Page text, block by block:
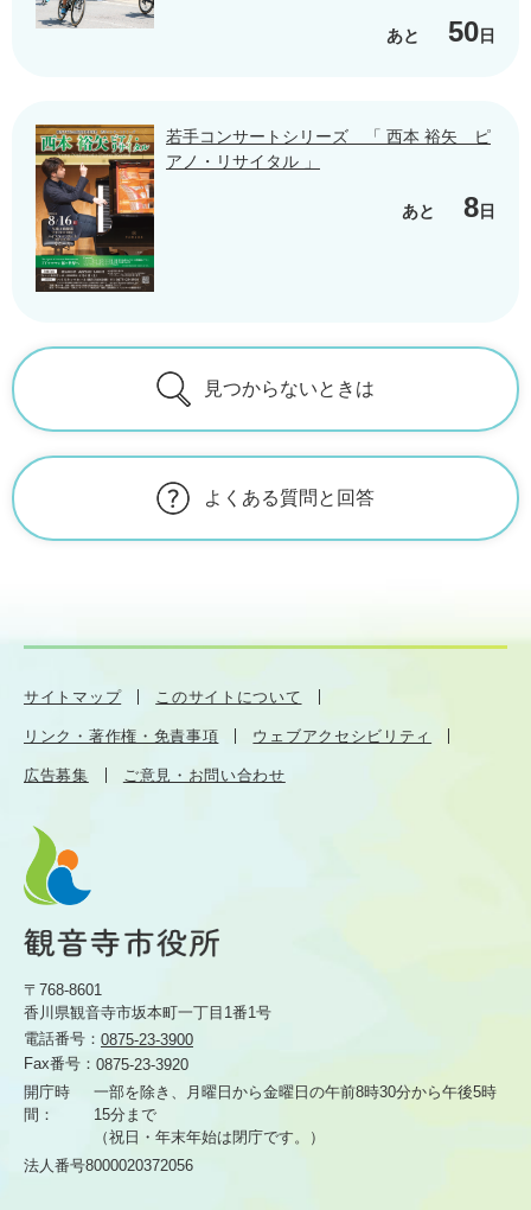
あと 50日
若手コンサートシリーズ 「 西本 裕矢 ピ
アノ・リサイタル 」
あと 8日
見つからないときは
よくある質問と回答
サイトマップ このサイトについて
リンク・著作権・免責事項 ウェブアクセシビリティ
広告募集 ご意見・お問い合わせ
〒768-8601
香川県観音寺市坂本町一丁目1番1号
電話番号： 0875-23-3900
Fax番号： 0875-23-3920
開庁時
間：
一部を除き、月曜日から金曜日の午前8時30分から午後5時
15分まで
（祝日・年末年始は閉庁です。）
法人番号8000020372056